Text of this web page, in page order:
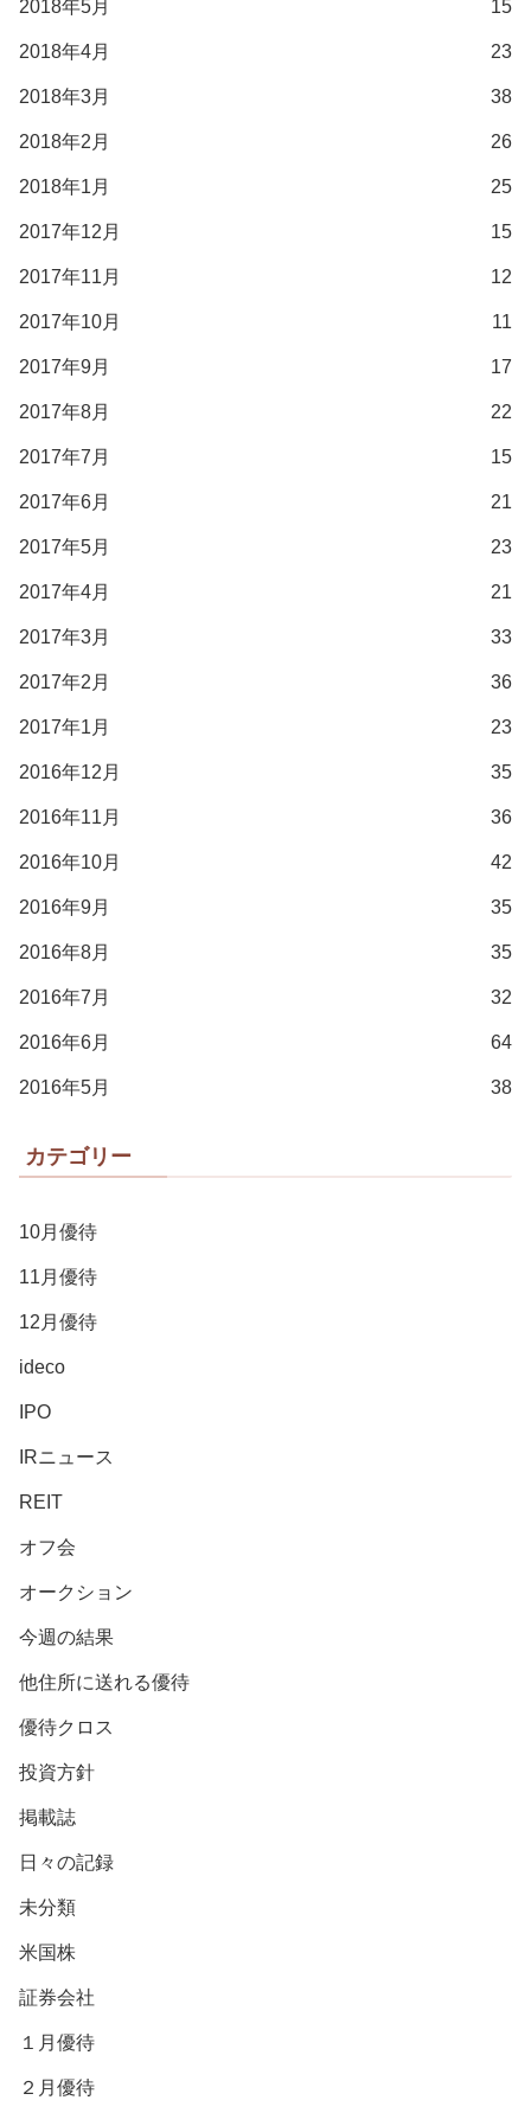
2018年5月 15
2018年4月 23
2018年3月 38
2018年2月 26
2018年1月 25
2017年12月 15
2017年11月 12
2017年10月 11
2017年9月 17
2017年8月 22
2017年7月 15
2017年6月 21
2017年5月 23
2017年4月 21
2017年3月 33
2017年2月 36
2017年1月 23
2016年12月 35
2016年11月 36
2016年10月 42
2016年9月 35
2016年8月 35
2016年7月 32
2016年6月 64
2016年5月 38
カテゴリー
10月優待
11月優待
12月優待
ideco
IPO
IRニュース
REIT
オフ会
オークション
今週の結果
他住所に送れる優待
優待クロス
投資方針
掲載誌
日々の記録
未分類
米国株
証券会社
１月優待
２月優待